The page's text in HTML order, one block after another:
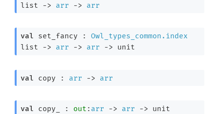
list
-> arr -> arr
val set_fancy : Owl_types_common.index
list
-> arr -> arr -> unit
val copy : arr -> arr
val copy_ : out : arr -> arr -> unit